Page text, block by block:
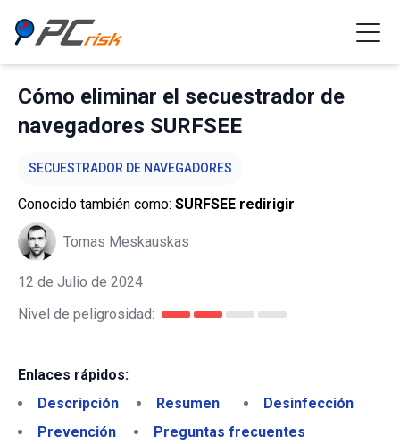
Cómo eliminar el secuestrador de
navegadores SURFSEE
SECUESTRADOR DE NAVEGADORES
Conocido también como: SURFSEE redirigir
Tomas Meskauskas
12 de Julio de 2024
Nivel de peligrosidad:
Enlaces rápidos:
Descripción
Resumen
Desinfección
Prevención
Preguntas frecuentes